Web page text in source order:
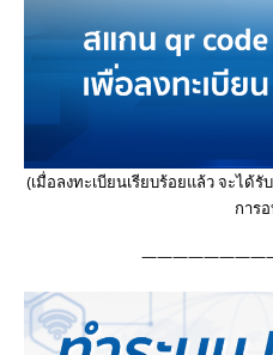
(เมื่อลงทะเบียนเรียบร้อยแล้ว จะได้
การ